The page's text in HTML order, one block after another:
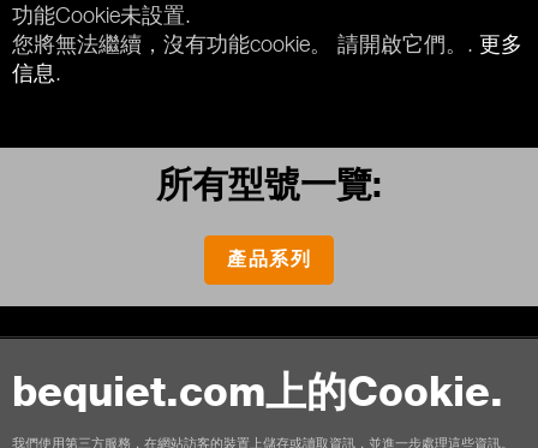
bequiet.com上的Cookie.
我們使用第三方服務，在網站訪客的裝置上儲存或讀取資訊，並進一步處理這些資訊。
功能Cookie未設置.
您將無法繼續，沒有功能cookie。 請開啟它們。. 更多
信息.
所有型號一覽:
產品系列
聯絡我們
使用條款 隱私權 Cookies 版本說明